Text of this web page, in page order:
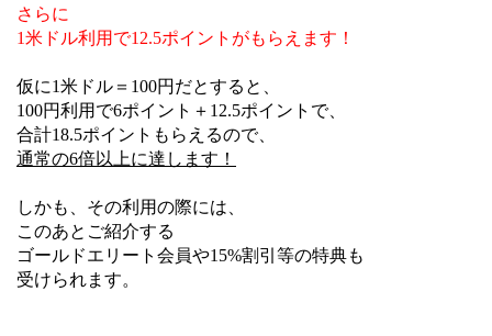
さらに
1米ドル利用で12.5ポイントがもらえます！
仮に1米ドル＝100円だとすると、
100円利用で6ポイント＋12.5ポイントで、
合計18.5ポイントもらえるので、
通常の6倍以上に達します！
しかも、その利用の際には、
このあとご紹介する
ゴールドエリート会員や15%割引等の特典も
受けられます。